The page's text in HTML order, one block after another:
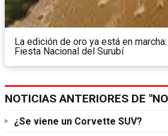
La edición de oro ya está en
Fiesta Nacional del Surubí
NOTICIAS ANTERIORES DE
¿Se viene un Corvette SUV?